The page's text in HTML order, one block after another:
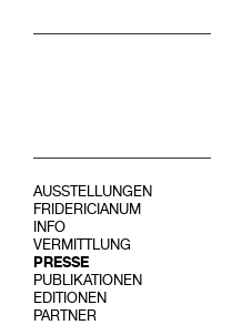
AUSSTELLUNGEN
FRIDERICIANUM
INFO
VERMITTLUNG
PRESSE
PUBLIKATIONEN
EDITIONEN
PARTNER